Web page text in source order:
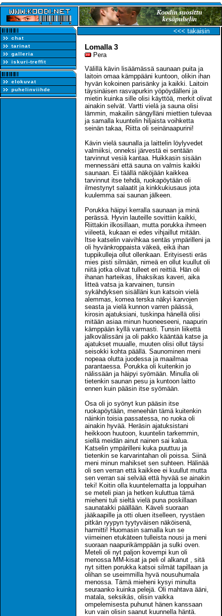
chat
tarinat
galleria
iskuri-treffit
elokuvat
puhelinviihde
<<< takaisin
Lomalla 3
Pera
Välillä kävin lisäämässä saunaan puita ja
laitoin omaa kämppääni kuntoon, olikin ihan
hyvän kokoinen parisänky ja kaikki. Laitoin
täysinäisen rasvapurkin yöpöydälleni ja
mietin kuinka sille olisi käyttöä, merkit olivat
ainakin selvät. Vartti vielä ja sauna olisi
lämmin, makailin sängylläni miettien tulevaa
ja samalla kuuntelin hiljaista voihketta
seinän takaa, Riitta oli seinänaapurini!
Kävin vielä saunalla ja laittelin löylyvedet
valmiiksi, onneksi järvestä ei sentään
tarvinnut vesiä kantaa. Huikkasin sisään
mennessäni että sauna on valmis kaikki
saunaan. Ei täällä näköjään kaikkea
tarvinnut itse tehdä, ruokapöytään oli
ilmestynyt salaatit ja kinkkukiusaus jota
kuulemma sai saunan jälkeen.
Porukka häipyi kerralla saunaan ja minä
perässä. Hyvin lauteille sovittiin kaikki,
Riittakin ilkosillaan, mutta porukka ihmeen
viileetä, kukaan ei edes vihjaillut mitään.
Itse katselin vaivihkaa sentäs ympärilleni ja
oli hyvänkroppaista väkeä, eikä ihan
tuppikulleja ollut ollenkaan. Erityisesti eräs
mies pisti silmään, nimeä en ollut kuullut oli
niitä jotka olivat tulleet eri reittiä. Hän oli
ihanan harteikas, lihaksikas kaveri, aika
litteä vatsa ja karvainen, tunsin
sykähdyksen sisälläni kun katsoin vielä
alemmas, komea terska näkyi karvojen
seasta ja vielä kunnon varren päässä,
kirosin ajatuksiani, tuskinpa hänellä olisi
mitään asiaa minun huoneeseeni, naapurin
kämppään kyllä varmasti. Tunsin liikettä
jalkovälissäni ja oli pakko kääntää katse ja
ajatukset muualle, muuten olisi ollut täysi
seisokki kohta päällä. Saunominen meni
nopeaa olutta juodessa ja maailmaa
parantaessa. Porukka oli kuitenkin jo
nälissään ja häipyi syömään. Minulla oli
tietenkin saunan pesu ja kuntoon laitto
ennen kuin pääsin itse syömään.
Osa oli jo syönyt kun pääsin itse
ruokapöytään, meneehän tämä kuitenkin
näinkin toisia passatessa, no ruoka oli
ainakin hyvää. Heräsin ajatuksistani
heikkoon huutoon, kuuntelin tarkemmin,
siellä meidän ainut nainen sai kalua.
Katselin ympärilleni kuka puuttuu ja
tietenkin se karvarintahan oli poissa. Siinä
meni minun mahikset sen suhteen. Hälinää
oli sen verran että kaikkee ei kuullut mutta
sen verran sai selvää että hyvää se ainakin
teki! Koitin olla kuuntelematta ja loppuihan
se meteli pian ja hetken kuluttua tämä
mieheni tuli sieltä vielä puna poskillaan
saunatakki päällään. Käveli suoraan
jääkaapille ja otti oluen itselleen, ryystäen
pitkän ryypyn tyytyväisen näköisenä,
harmitti! Huomasin samalla kun se
viimeinen etukäteen tulleista nousi ja meni
suoraan naapurikämppään ja sulki oven.
Meteli oli nyt paljon kovempi kun oli
menossa MM-kisat ja peli ol alkanut , sitä
nyt sitten porukka katsoi silmät tapillaan ja
olihan se useimmilla hyvä nousuhumala
menossa. Tämä mieheni kysyi minulta
seuraanko kuinka pelejä. Oli mahtava ääni,
matala, seksikäs, olisin vaikka
ompelemisesta puhunut hänen kanssaan
kun vain olisin saanut kuunnella häntä.